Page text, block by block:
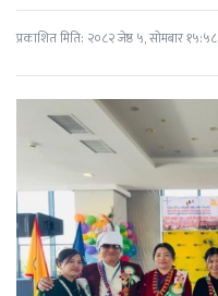
प्रकाशित मिति: २०८२ जेष्ठ ५, सोमबार १५:५८